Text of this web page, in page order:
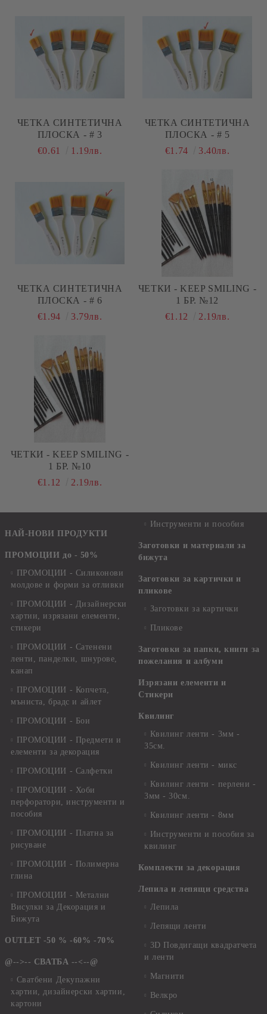
ЧЕТКА СИНТЕТИЧНА
ПЛОСКА - # 3
€0.61
1.19лв.
ЧЕТКА СИНТЕТИЧНА
ПЛОСКА - # 5
€1.74
3.40лв.
ЧЕТКА СИНТЕТИЧНА
ПЛОСКА - # 6
€1.94
3.79лв.
ЧЕТКИ - KEEP SMILING -
1 БР. №12
€1.12
2.19лв.
ЧЕТКИ - KEEP SMILING -
1 БР. №10
€1.12
2.19лв.
НАЙ-НОВИ ПРОДУКТИ
ПРОМОЦИИ до - 50%
ПРОМОЦИИ - Силиконови
молдове и форми за отливки
ПРОМОЦИИ - Дизайнерски
хартии, изрязани елементи,
стикери
ПРОМОЦИИ - Сатенени
ленти, панделки, шнурове,
канап
ПРОМОЦИИ - Копчета,
мъниста, брадс и айлет
ПРОМОЦИИ - Бои
ПРОМОЦИИ - Предмети и
елементи за декорация
ПРОМОЦИИ - Салфетки
ПРОМОЦИИ - Хоби
перфоратори, инструменти и
пособия
ПРОМОЦИИ - Платна за
рисуване
ПРОМОЦИИ - Полимерна
глина
ПРОМОЦИИ - Метални
Висулки за Декорация и
Бижута
OUTLET -50 % -60% -70%
@-->-- СВАТБА --<--@
Сватбени Декупажни
хартии, дизайнерски хартии,
картони
Инструменти и пособия
Заготовки и материали за
бижута
Заготовки за картички и
пликове
Заготовки за картички
Пликове
Заготовки за папки, книги за
пожелания и албуми
Изрязани елементи и
Стикери
Квилинг
Квилинг ленти - 3мм -
35см.
Квилинг ленти - микс
Квилинг ленти - перлени -
3мм - 30см.
Квилинг ленти - 8мм
Инструменти и пособия за
квилинг
Комплекти за декорация
Лепила и лепящи средства
Лепила
Лепящи ленти
3D Повдигащи квадратчета
и ленти
Магнити
Велкро